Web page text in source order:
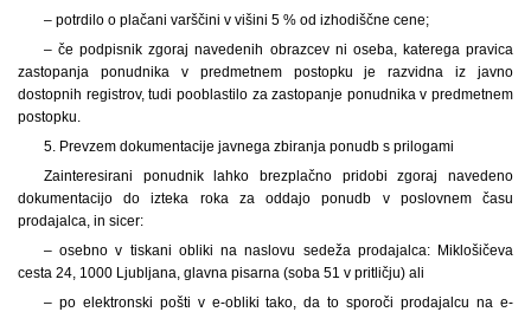
– potrdilo o plačani varščini v višini 5 % od izhodiščne cene;
– če podpisnik zgoraj navedenih obrazcev ni oseba, katerega pravica
zastopanja ponudnika v predmetnem postopku je razvidna iz javno
dostopnih registrov, tudi pooblastilo za zastopanje ponudnika v predmetnem
postopku.
5. Prevzem dokumentacije javnega zbiranja ponudb s prilogami
Zainteresirani ponudnik lahko brezplačno pridobi zgoraj navedeno
dokumentacijo do izteka roka za oddajo ponudb v poslovnem času
prodajalca, in sicer:
– osebno v tiskani obliki na naslovu sedeža prodajalca: Miklošičeva
cesta 24, 1000 Ljubljana, glavna pisarna (soba 51 v pritličju) ali
– po elektronski pošti v e-obliki tako, da to sporoči prodajalcu na e-